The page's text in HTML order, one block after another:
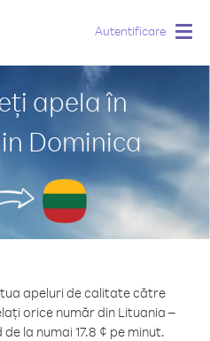
Autentificare
apela în
Dominica
apeluri de calitate către
orice număr din Lituania –
la numai 17.8 ¢ pe minut.